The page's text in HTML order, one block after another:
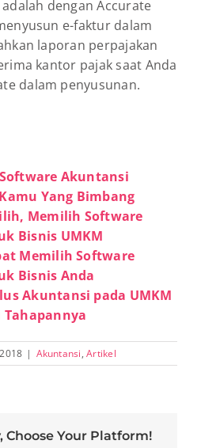
dengan Accurate
e-faktur dalam
laporan perpajakan
kantor pajak saat Anda
dalam penyusunan.
Akuntansi
Yang Bimbang
Memilih Software
Bisnis UMKM
Memilih Software
Bisnis Anda
Akuntansi pada UMKM
| Akuntansi,Artikel
Choose Your Platform!